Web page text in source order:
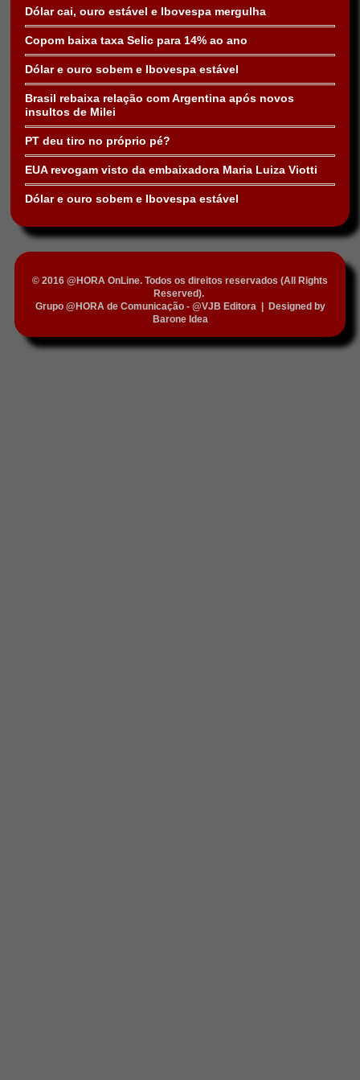
Dólar cai, ouro estável e Ibovespa mergulha
Copom baixa taxa Selic para 14% ao ano
Dólar e ouro sobem e Ibovespa estável
Brasil rebaixa relação com Argentina após novos
insultos de Milei
PT deu tiro no próprio pé?
EUA revogam visto da embaixadora Maria Luiza Viotti
Dólar e ouro sobem e Ibovespa estável
© 2016 @HORA OnLine. Todos os direitos reservados (All Rights
Reserved).
Grupo @HORA de Comunicação - @VJB Editora|
Designed by
Barone Idea